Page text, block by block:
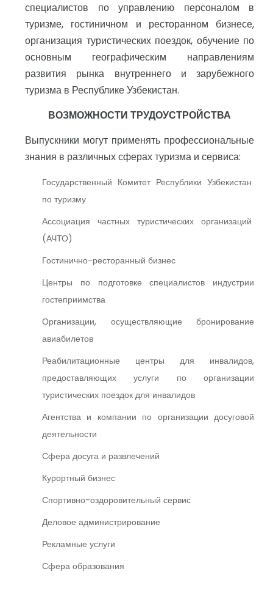
специалистов по управлению персоналом в
туризме, гостиничном и ресторанном бизнесе,
организация туристических поездок, обучение по
основным географическим направлениям
развития рынка внутреннего и зарубежного
туризма в Республике Узбекистан.
ВОЗМОЖНОСТИ ТРУДОУСТРОЙСТВА
Выпускники могут применять профессиональные
знания в различных сферах туризма и сервиса:
Государственный Комитет Республики Узбекистан
по туризму
Ассоциация частных туристических организаций
(АЧТО)
Гостинично-ресторанный бизнес
Центры по подготовке специалистов индустрии
гостеприимства
Организации, осуществляющие бронирование
авиабилетов
Реабилитационные центры для инвалидов,
предоставляющих услуги по организации
туристических поездок для инвалидов
Агентства и компании по организации досуговой
деятельности
Сфера досуга и развлечений
Курортный бизнес
Спортивно-оздоровительный сервис
Деловое администрирование
Рекламные услуги
Сфера образования